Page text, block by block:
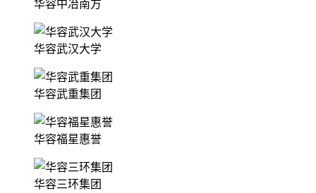
华容中冶南方
华容武汉大学
华容武重集团
华容福星惠誉
华容三环集团